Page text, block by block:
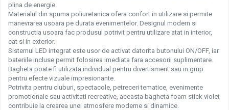
plina de energie.
Materialul din spuma poliuretanica ofera confort in utilizare si permite
manevrarea usoara pe durata evenimentelor. Designul modern si
constructia usoara fac produsul potrivit pentru utilizare atat in interior,
cat si in exterior.
Sistemul LED integrat este usor de activat datorita butonului ON/OFF, iar
bateriile incluse permit folosirea imediata fara accesorii suplimentare.
Bagheta poate fi utilizata individual pentru divertisment sau in grup
pentru efecte vizuale impresionante.
Potrivita pentru cluburi, spectacole, petreceri tematice, evenimente
promotionale sau activitati recreative, aceasta bagheta foam stick violet
contribuie la crearea unei atmosfere moderne si dinamice.